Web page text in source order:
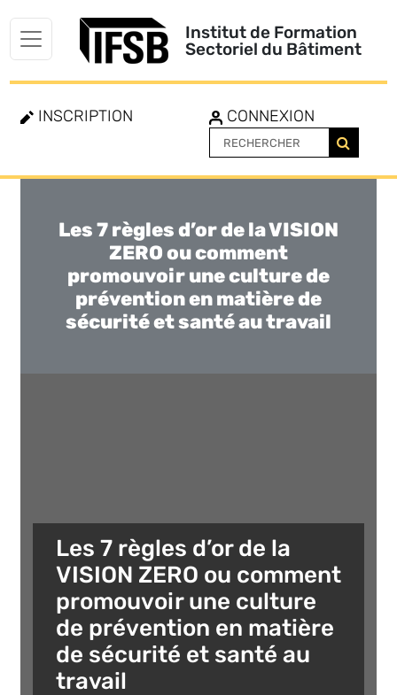
Institut de Formation
Sectoriel du Bâtiment
INSCRIPTION CONNEXION
Toggle
navigation
Les 7 règles d’or de la VISION
ZERO ou comment
promouvoir une culture de
prévention en matière de
sécurité et santé au travail
Les 7 règles d’or de la
VISION ZERO ou comment
promouvoir une culture
de prévention en matière
de sécurité et santé au
travail